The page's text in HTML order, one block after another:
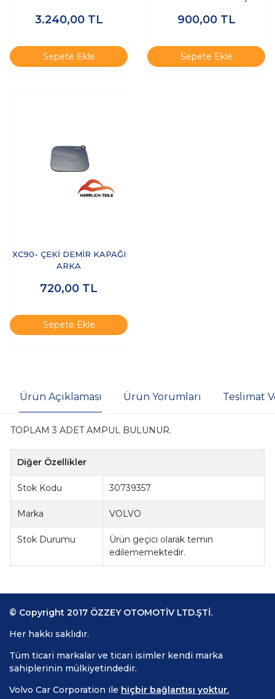
3.240,00 TL
Sepete Ekle
900,00 TL
Sepete Ekle
XC90- ÇEKİ DEMİR KAPAĞI
ARKA
720,00 TL
Sepete Ekle
Ürün Açıklaması Ürün Yorumları Teslimat
TOPLAM 3 ADET AMPUL BULUNUR.
Diğer Özellikler
Stok Kodu 30739357
Marka VOLVO
Stok Durumu
Ürün geçici olarak temin
edilememektedir.
© Copyright 2017 ÖZZEY OTOMOTİV LTD.ŞTİ.
Her hakkı saklıdır.
Tüm ticari markalar ve ticari isimler kendi marka
sahiplerinin mülkiyetindedir.
Volvo Car Corporation ile hiçbir bağlantısı yoktur.